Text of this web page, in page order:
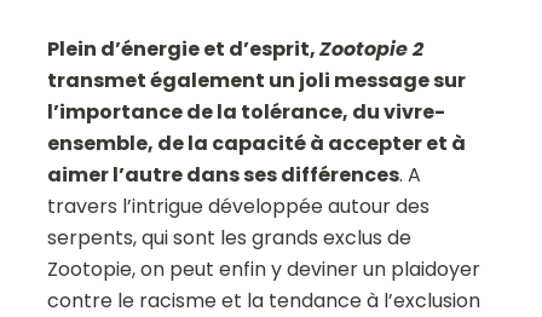
Plein d’énergie et d’esprit,Zootopie 2
transmet également un joli message sur
l’importance de la tolérance, du vivre-
ensemble, de la capacité à accepter et à
aimer l’autre dans ses différences. A
travers l’intrigue développée autour des
serpents, qui sont les grands exclus de
Zootopie, on peut enfin y deviner un plaidoyer
contre le racisme et la tendance à l’exclusion